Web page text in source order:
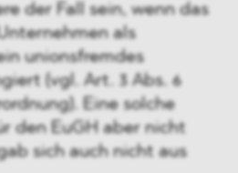
der Fall sein, wenn das
als
unionsfremdes
(vgl. Art. 3 Abs. 6
Eine solche
den EuGH aber nicht
sich auch nicht aus